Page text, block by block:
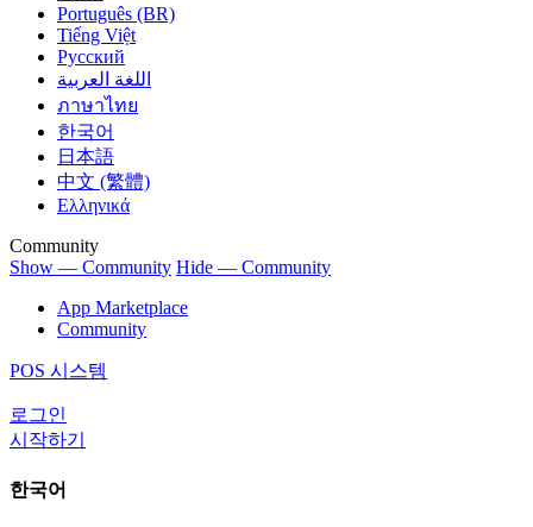
Português (BR)
Tiếng Việt
Русский
اللغة العربية
ภาษาไทย
한국어
日本語
中文 (繁體)
Ελληνικά
Community
Show — Community Hide — Community
App Marketplace
Community
POS 시스템
로그인
시작하기
한국어